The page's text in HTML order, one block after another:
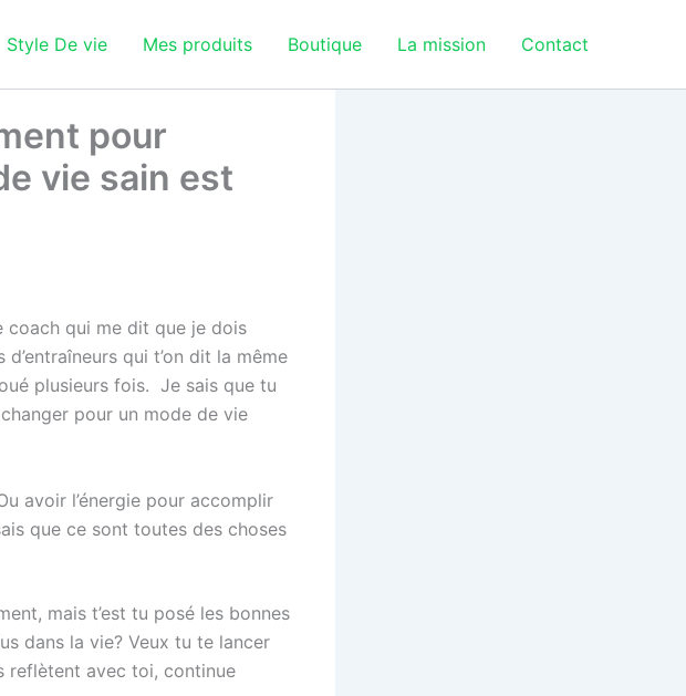
Style De vie Mes produits Boutique La mission Contact
pour
vie sain est
coach qui me dit que je dois
qui t’on dit la même
plusieurs fois. Je sais que tu
pour un mode de vie
avoir l’énergie pour accomplir
que ce sont toutes des choses
mais t’est tu posé les bonnes
dans la vie? Veux tu te lancer
reflètent avec toi, continue